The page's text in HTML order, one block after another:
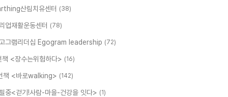
산림치유센터 (38)
업재활운동센터 (78)
그램리더십 Egogram leadership (72)
책 <장수는위험하다> (16)
책 <바로walking> (142)
중<걷기!사람-마을-건강을 잇다> (1)